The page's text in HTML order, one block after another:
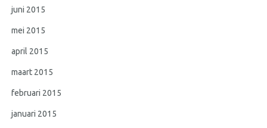
juni 2015
mei 2015
april 2015
maart 2015
februari 2015
januari 2015